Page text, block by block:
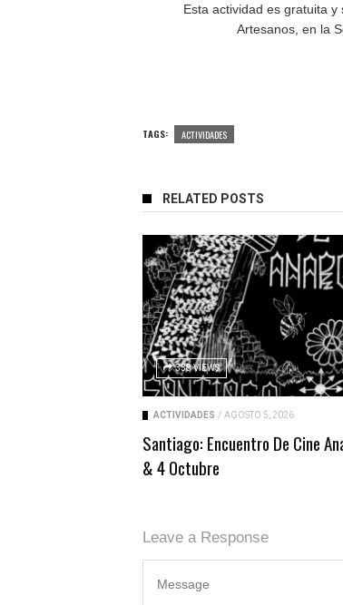
Esta actividad es gratuita
Artesanos, en la
TAGS: ACTIVIDADES
RELATED POSTS
338 VIEWS
ACTIVIDADES / AGOSTO 5, 2026
Santiago: Encuentro De Cine
& 4 Octubre
Leave a Response